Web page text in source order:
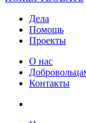
Дела
Помощь
Проекты
О нас
Контакты